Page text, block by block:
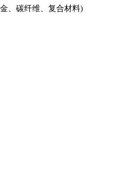
、碳纤维、复合材料)